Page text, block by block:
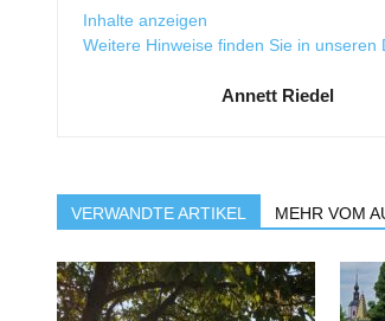
Inhalte anzeigen
Weitere Hinweise finden Sie in unseren
Annett Riedel
VERWANDTE ARTIKEL MEHR VOM